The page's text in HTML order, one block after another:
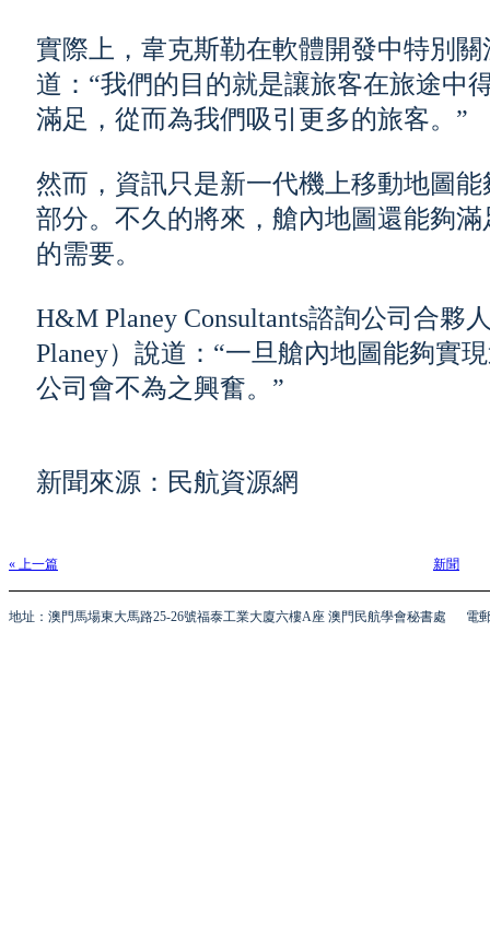
實際上，韋克斯勒在軟體開發中特別
道：“我們的目的就是讓旅客在旅途中
滿足，從而為我們吸引更多的旅客。”
然而，資訊只是新一代機上移動地圖
部分。不久的將來，艙內地圖還能夠
的需要。
H&M Planey Consultants諮詢公司合夥
Planey）說道：“一旦艙內地圖能夠實
公司會不為之興奮。”
新聞來源：民航資源網
« 上一篇 新聞
地址：澳門馬場東大馬路25-26號福泰工業大廈六樓A座 澳門民航學會秘書處 電